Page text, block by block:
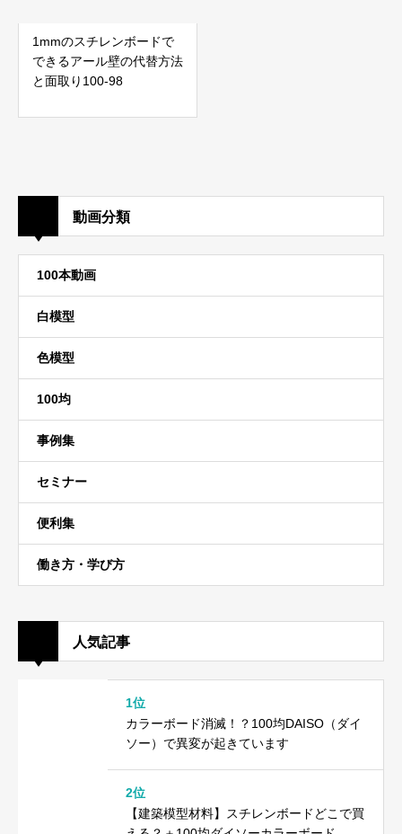
1mmのスチレンボードで
できるアール壁の代替方法
と面取り100-98
動画分類
100本動画
白模型
色模型
100均
事例集
セミナー
便利集
働き方・学び方
人気記事
1位
カラーボード消滅！？100均DAISO（ダイ
ソー）で異変が起きています
2位
【建築模型材料】スチレンボードどこで買